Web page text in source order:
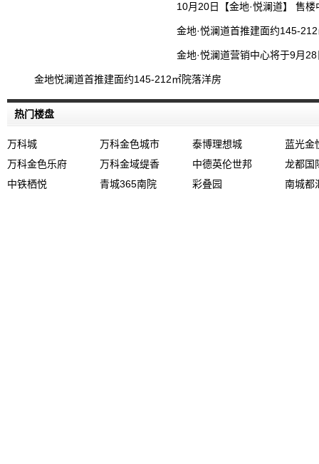
10月20日【金地·悦澜道】 售
金地·悦澜道首推建面约145-
金地·悦澜道营销中心将于9月
金地悦澜道首推建面约145-212㎡院落洋房
热门楼盘
万科城 万科金色城市 泰博理想城
蓝光金
万科金色乐府
万科金域缇香 中德英伦世邦
龙都国
中铁栖悦
青城365南院 彩叠园 南城都